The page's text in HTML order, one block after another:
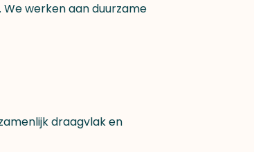
werken aan duurzame
draagvlak en